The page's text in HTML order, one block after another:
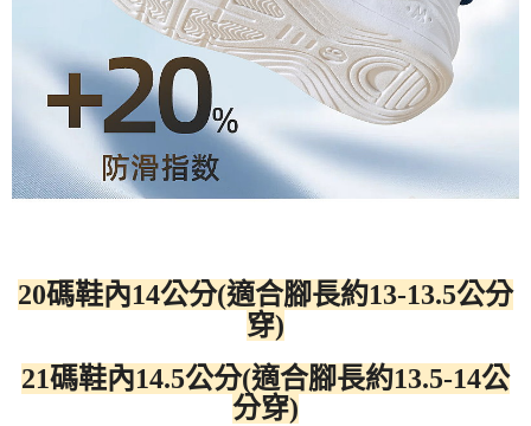
20碼鞋內14公分(適合腳長約13-13.5公分
穿)
21碼鞋內14.5公分(適合腳長約13.5-14公
分穿)